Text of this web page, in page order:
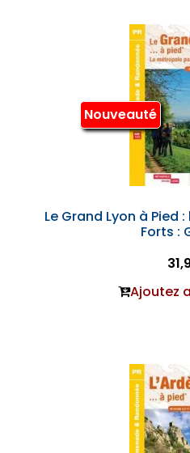
Nouveauté
Le Grand Lyon à Pied
Forts :
Ajoutez